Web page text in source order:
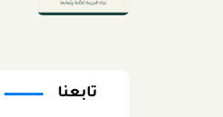
تابعنا